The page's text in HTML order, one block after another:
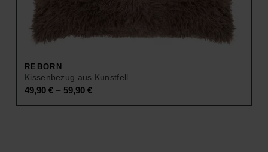
REBORN
Kissenbezug aus Kunstfell
49,90 € – 59,90 €